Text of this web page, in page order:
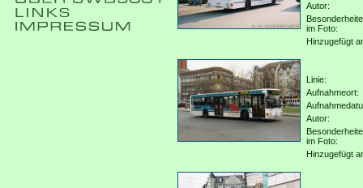
Autor:
im Foto:
Hinzugefügt
Linie:
Aufnahmeort:
Autor:
im Foto:
Hinzugefügt